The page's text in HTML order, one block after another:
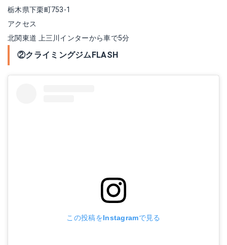
栃木県下栗町753-1
アクセス
北関東道 上三川インターから車で5分
②クライミングジムFLASH
この投稿をInstagramで見る